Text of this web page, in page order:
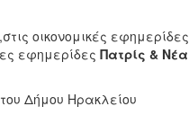
οικονομικές εφημερίδες
εφημερίδες Πατρίς & Νέα
Δήμου Ηρακλείου